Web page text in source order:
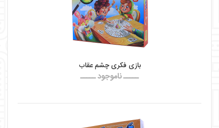
بازی فکری چشم عقاب
ـــــ ناموجود ـــــ